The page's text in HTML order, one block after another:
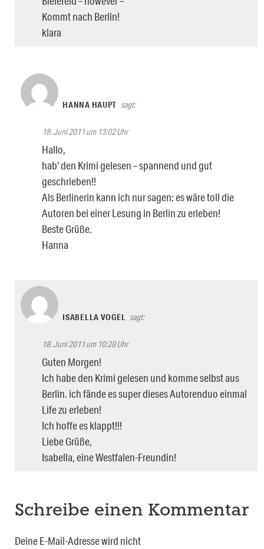
Kommt nach Berlin!
klara
HANNA HAUPT sagt:
18. Juni 2011 um 13:02 Uhr
Hallo,
hab‘ den Krimi gelesen – spannend und gut
geschrieben!!
Als Berlinerin kann ich nur sagen: es wäre toll die
Autoren bei einer Lesung in Berlin zu erleben!
Beste Grüße.
Hanna
ISABELLA VOGEL sagt:
18. Juni 2011 um 10:28 Uhr
Guten Morgen!
Ich habe den Krimi gelesen und komme selbst aus
Berlin. ich fände es super dieses Autorenduo einmal
Life zu erleben!
Ich hoffe es klappt!!!
Liebe Grüße,
Isabella, eine Westfalen-Freundin!
Schreibe einen Kommentar
Deine E-Mail-Adresse wird nicht